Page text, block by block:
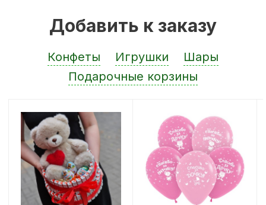
Добавить к заказу
Конфеты Игрушки
Шары
Подарочные корзины